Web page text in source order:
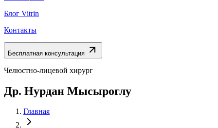
Блог Vitrin
Контакты
Бесплатная консультация
Челюстно-лицевой хирург
Др. Нурдан Мысыроглу
Главная